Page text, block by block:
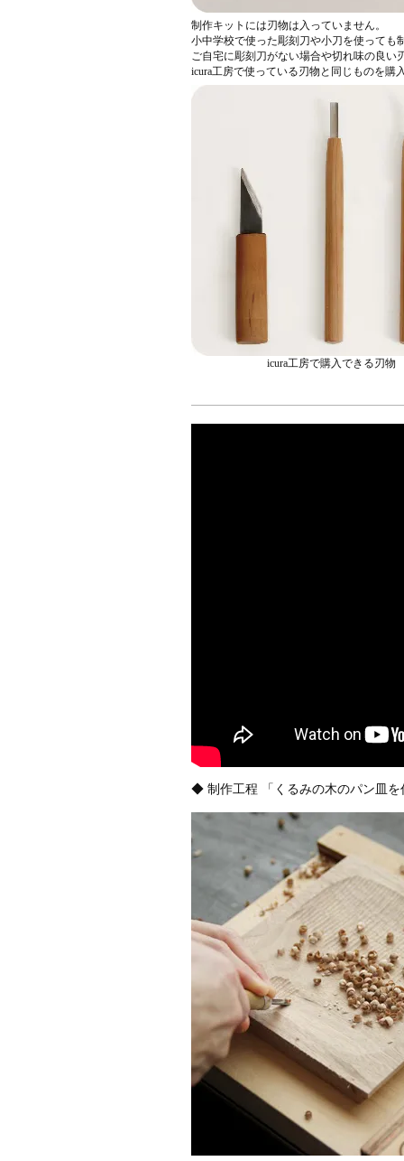
制作キットには刃物は入っていません。
小中学校で使った彫刻刀や小刀を使っても
ご自宅に彫刻刀がない場合や切れ味の良い
icura工房で使っている刃物と同じものを購
icura工房で購入できる刃物
◆ 制作工程 「くるみの木のパン皿